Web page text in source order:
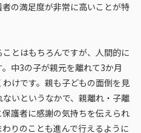
の満足度が非常に高いことが特
ことはもちろんですが、人間的に
中3の子が親元を離れて3か月
けです。親も子どもの面倒を見
いというなかで、親離れ・子離
護者に感謝の気持ちを伝えられ
りのことも進んで行えるように